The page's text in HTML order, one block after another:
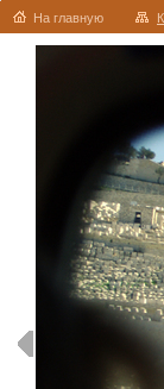
На главную